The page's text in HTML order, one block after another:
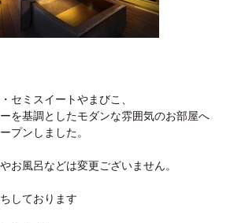
セミスイートやまびこ、
を基調としたモダンな雰囲気のお部屋へ
プンしました。
お風呂などは変更ございません。
しております